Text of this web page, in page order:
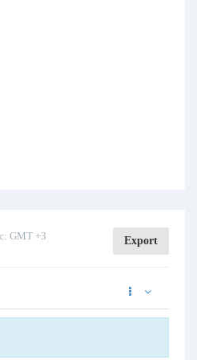
GMT +3 Export